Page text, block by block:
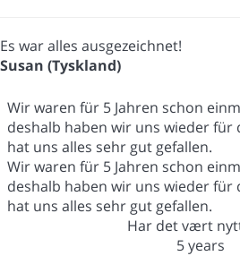
Es war alles ausgezeichnet!
Susan (Tyskland)
Wir waren für 5 Jahren schon
deshalb haben wir uns wieder für
hat uns alles sehr gut gefallen.
Wir waren für 5 Jahren schon
deshalb haben wir uns wieder für
hat uns alles sehr gut gefallen.
Har det vært
5 years